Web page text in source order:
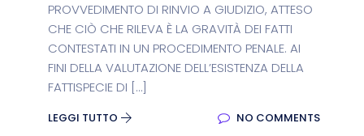
PROVVEDIMENTO DI RINVIO A GIUDIZIO, ATTESO
CHE CIÒ CHE RILEVA È LA GRAVITÀ DEI FATTI
CONTESTATI IN UN PROCEDIMENTO PENALE. AI
FINI DELLA VALUTAZIONE DELL’ESISTENZA DELLA
FATTISPECIE DI […]
LEGGI TUTTO NO COMMENTS